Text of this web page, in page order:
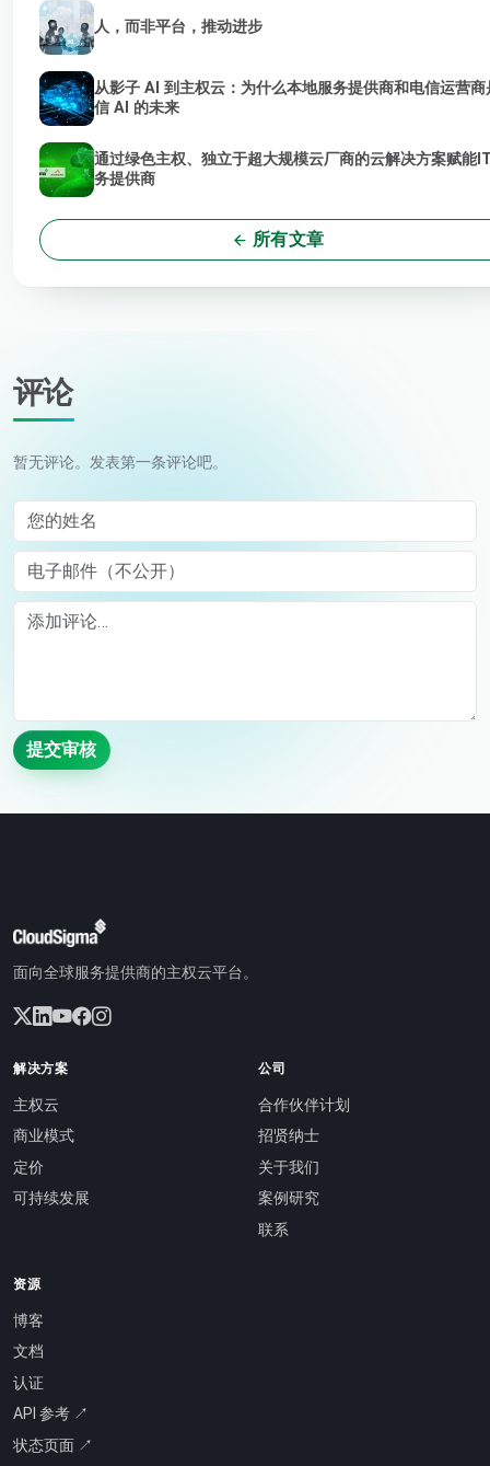
人，而非平台，推动进步
从影子 AI 到主权云：为什么本地服务提供商和电信运营商
信 AI 的未来
通过绿色主权、独立于超大规模云厂商的云解决方案赋能
务提供商
所有文章
评论
暂无评论。发表第一条评论吧。
您的姓名
电子邮件（不公开）
Comment
提交审核
面向全球服务提供商的主权云平台。
解决方案
主权云
商业模式
定价
可持续发展
公司
合作伙伴计划
招贤纳士
关于我们
案例研究
联系
资源
博客
文档
认证
API 参考 ↗
状态页面 ↗